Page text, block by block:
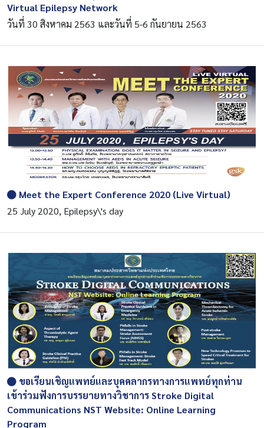
Virtual Epilepsy Network
วันที่ 30 สิงหาคม 2563 และวันที่ 5-6 กันยายน 2563
Meet the Expert Conference 2020 (Live Virtual)
25 July 2020, Epilepsy\'s day
ขอเรียนเชิญแพทย์และบุคคลากรทางการแพทย์ทุกท่าน
เข้าร่วมฟังการบรรยายทางวิชาการ Stroke Digital
Communications NST Website: Online Learning
Program